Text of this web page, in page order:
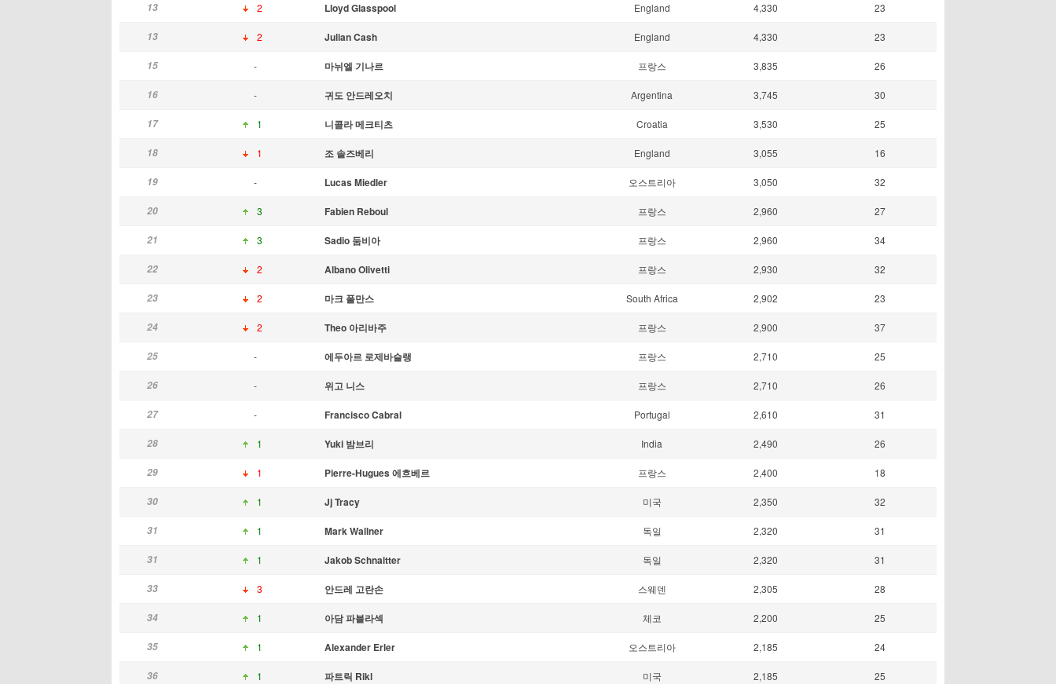
13 2 Lloyd Glasspool England 4,330 23
13 2 Julian Cash England 4,330 23
15 - 마뉘엘 기나르 프랑스 3,835 26
16 - 귀도 안드레오치 Argentina 3,745 30
17 1 니콜라 메크티츠 Croatia 3,530 25
18 1 조 솔즈베리 England 3,055 16
19 - Lucas Miedler 오스트리아 3,050 32
20 3 Fabien Reboul 프랑스 2,960 27
21 3 Sadio 둠비아 프랑스 2,960 34
22 2 Albano Olivetti 프랑스 2,930 32
23 2 마크 폴만스 South Africa 2,902 23
24 2 Theo 아리바주 프랑스 2,900 37
25 - 에두아르 로제바슬랭 프랑스 2,710 25
26 - 위고 니스 프랑스 2,710 26
27 - Francisco Cabral Portugal 2,610 31
28 1 Yuki 밤브리 India 2,490 26
29 1 Pierre-Hugues 에흐베르 프랑스 2,400 18
30 1 Jj Tracy 미국 2,350 32
31 1 Mark Wallner 독일 2,320 31
31 1 Jakob Schnaitter 독일 2,320 31
33 3 안드레 고란손 스웨덴 2,305 28
34 1 아담 파블라섹 체코 2,200 25
35 1 Alexander Erler 오스트리아 2,185 24
36 1 파트릭 Rikl 미국 2,185 25